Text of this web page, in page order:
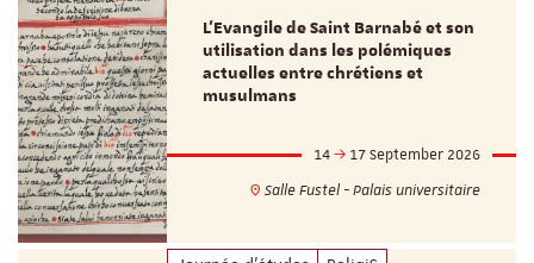
L’Evangile de Saint Barnabé et son
utilisation dans les polémiques
actuelles entre chrétiens et
musulmans
14
17 September 2026
Salle Fustel - Palais universitaire